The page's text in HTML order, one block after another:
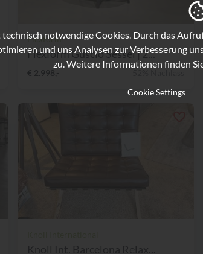
Flexform
Flexform Guscio Sessel | 2...
€ 2.998,-
notwendige Cookies. Durch das
und uns Analysen zur Verbesserung
zu. Weitere Informationen finden
Cookie Settings